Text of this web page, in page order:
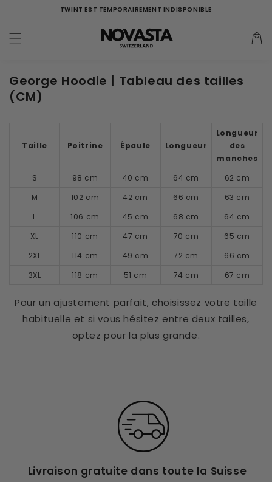
directementTWINT EST TEMPORAIREMENT INDISPONIBLE
Panier
George Hoodie | Tableau des tailles
(CM)
Taille Poitrine Épaule Longueur
Longueur
des
manches
S
98 cm 40 cm 64 cm
62 cm
M
102 cm 42 cm 66 cm
63 cm
L
106 cm 45 cm 68 cm
64 cm
XL
110 cm 47 cm 70 cm
65 cm
2XL
114 cm 49 cm 72 cm
66 cm
3XL
118 cm 51 cm 74 cm 67 cm
Pour un ajustement parfait, choisissez votre taille
habituelle et si vous hésitez entre deux tailles,
optez pour la plus grande.
Livraison gratuite dans toute la Suisse